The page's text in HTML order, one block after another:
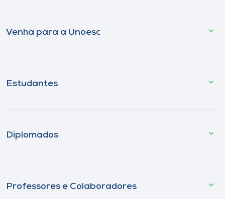
Venha para a Unoesc
Estudantes
Diplomados
Professores e Colaboradores